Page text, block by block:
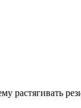
растягивать